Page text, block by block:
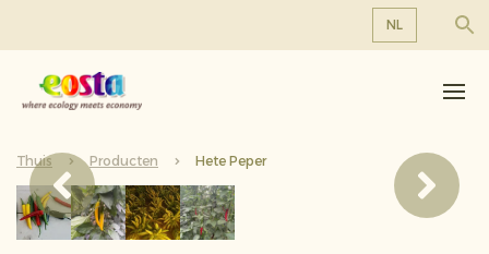
NL
NL
Over ons
Producten
Duurzaamheid
Nieuws & Persberichten
Thuis Producten Hete Peper